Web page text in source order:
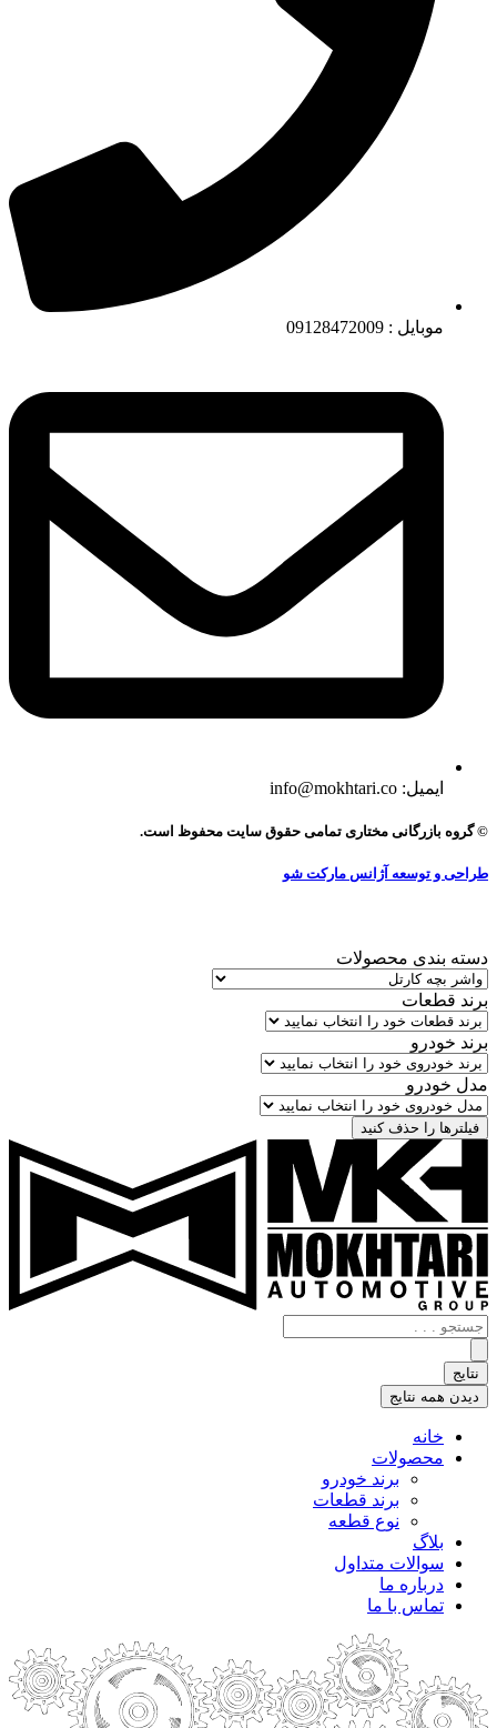
موبایل : 09128472009
ایمیل: info@mokhtari.co
© گروه بازرگانی مختاری تمامی حقوق سایت محفوظ است.
طراحی و توسعه آژانس مارکت شو
دسته بندی محصولات
برند قطعات
برند خودرو
مدل خودرو
فیلترها را حذف کنید
جستجو
.
.
.
نتایج
دیدن همه نتایج
خانه
محصولات
برند خودرو
برند قطعات
نوع قطعه
بلاگ
سوالات متداول
درباره ما
تماس با ما